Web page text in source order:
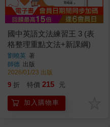
國中英語文法練習王 3 (表
格整理重點文法+新課綱)
劉曉英 著
師德 出版
2026/01/23 出版
9 折 特價 215 元
加入購物車